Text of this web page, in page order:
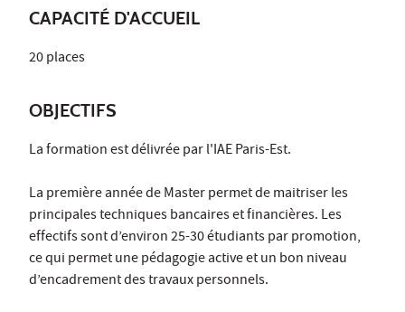
CAPACITÉ D'ACCUEIL
20 places
OBJECTIFS
La formation est délivrée par l'IAE Paris-Est.
La première année de Master permet de maitriser les
principales techniques bancaires et financières. Les
effectifs sont d’environ 25-30 étudiants par promotion,
ce qui permet une pédagogie active et un bon niveau
d’encadrement des travaux personnels.